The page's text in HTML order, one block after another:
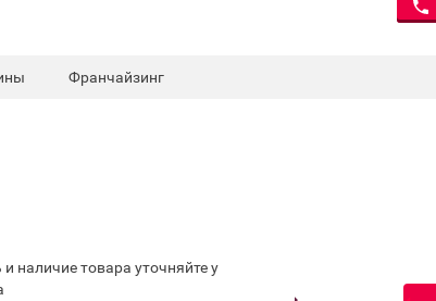
Франчайзинг
наличие товара уточняйте у